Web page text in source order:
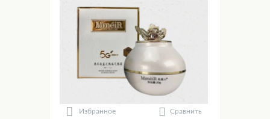
Избранное Сравнить